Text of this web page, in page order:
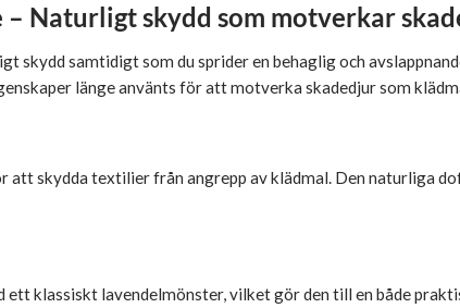
Naturligt skydd som motverkar
skydd samtidigt som du sprider en behaglig och
länge använts för att motverka skadedjur som
att skydda textilier från angrepp av klädmal. Den naturliga
klassiskt lavendelmönster, vilket gör den till en både